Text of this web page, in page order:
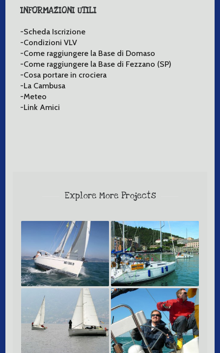
INFORMAZIONI UTILI
-Scheda Iscrizione
-Condizioni VLV
-Come raggiungere la Base di Domaso
-Come raggiungere la Base di Fezzano (SP)
-Cosa portare in crociera
-La Cambusa
-Meteo
-Link Amici
Explore More Projects
CORSO SKIPPER
Corso Avanzato Mare
– Livello 3
Corso Top Sail
Corso Altura –
Livello 5